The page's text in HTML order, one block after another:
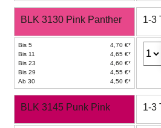
BLK 3130 Pink Panther 1-3
Bis 5
4,70 €*
Bis 11
4,65 €*
Bis 23
4,60 €*
Bis 29
4,55 €*
Ab 30
4,50 €*
BLK 3145 Punk Pink 1-3